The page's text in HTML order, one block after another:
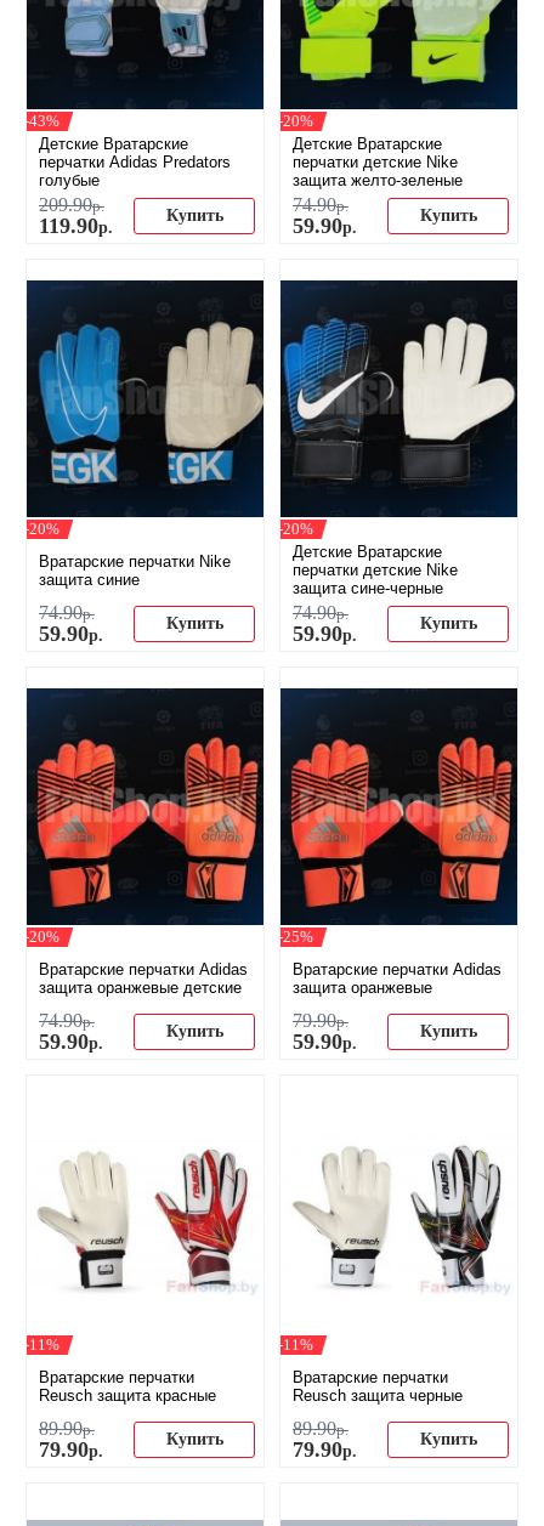
-43%
Детские Вратарские
перчатки Adidas Predators
голубые
209.90р.
119.90р.
Купить
-20%
Детские Вратарские
перчатки детские Nike
защита желто-зеленые
74.90р.
59.90р.
Купить
-20%
Вратарские перчатки Nike
защита синие
74.90р.
59.90р.
Купить
-20%
Детские Вратарские
перчатки детские Nike
защита сине-черные
74.90р.
59.90р.
Купить
-20%
Вратарские перчатки Adidas
защита оранжевые детские
74.90р.
59.90р.
Купить
-25%
Вратарские перчатки Adidas
защита оранжевые
79.90р.
59.90р.
Купить
-11%
Вратарские перчатки
Reusch защита красные
89.90р.
79.90р.
Купить
-11%
Вратарские перчатки
Reusch защита черные
89.90р.
79.90р.
Купить